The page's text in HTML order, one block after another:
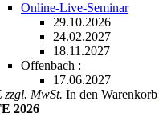
Online-Live-Seminar
29.10.2026
24.02.2027
18.11.2027
Offenbach :
17.06.2027
zzgl. MwSt. In den Warenkorb
2026